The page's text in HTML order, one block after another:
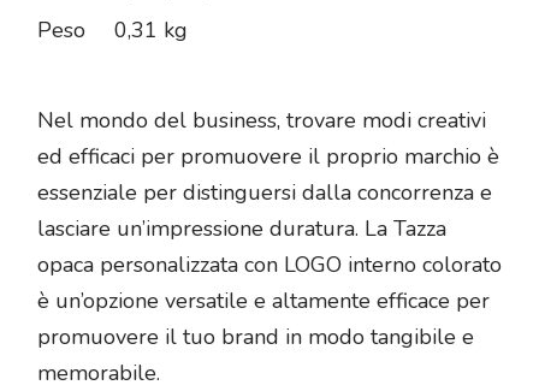
Peso
0,31 kg
Nel mondo del business, trovare modi creativi
ed efficaci per promuovere il proprio marchio è
essenziale per distinguersi dalla concorrenza e
lasciare un’impressione duratura. La Tazza
opaca personalizzata con LOGO interno colorato
è un’opzione versatile e altamente efficace per
promuovere il tuo brand in modo tangibile e
memorabile.